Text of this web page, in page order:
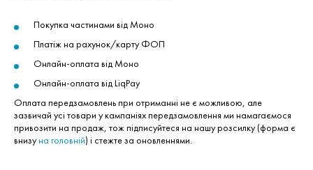
Покупка частинами від Моно
Платіж на рахунок/карту ФОП
Онлайн-оплата від Моно
Онлайн-оплата від LiqPay
Оплата передзамовлень при отриманні не є можливою, але
зазвичай усі товари у кампаніях передзамовлення ми намагаємося
привозити на продаж, тож підписуйтеся на нашу розсилку (форма є
внизуна головній) і стежте за оновленнями.